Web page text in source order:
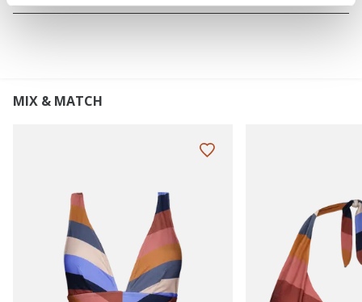
MIX & MATCH